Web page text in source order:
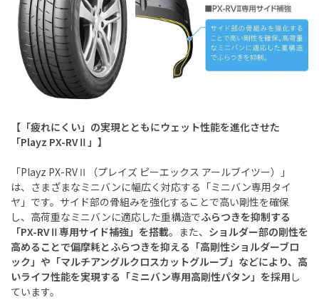
【「疲れにくい」の実現とともにウェット性能を進化させた
「Playz PX-RVⅡ」】
「Playz PX-RVⅡ（プレイズ ピーエックス アールブイツー）」
は、さまざまなミニバンに幅広く対応する「ミニバン専用タイ
ヤ」です。サイド部の骨組みを強化することで高い剛性を確保
し、高荷重なミニバンに適応した重構造でふらつきを抑制する
「PX-RVⅡ専用サイド補強」を搭載。また、 ショルダー部の剛性を
高めることで偏摩耗とふらつきを抑える「高剛性ショルダーブロ
ック」や「マルチアングルクロスカットグルーブ」などにより、高
いライフ性能を実現する「ミニバン専用高剛性パタン」を採用 し
ています。